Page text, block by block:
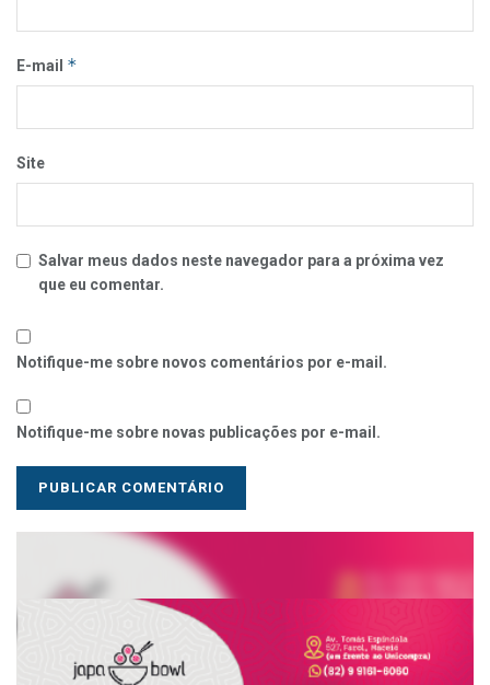
E-mail *
Site
Salvar meus dados neste navegador para a próxima vez
que eu comentar.
Notifique-me sobre novos comentários por e-mail.
Notifique-me sobre novas publicações por e-mail.